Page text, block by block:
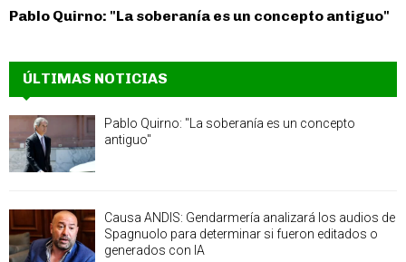
Pablo Quirno: "La soberanía es un concepto antiguo"
ÚLTIMAS NOTICIAS
Pablo Quirno: "La soberanía es un concepto
antiguo"
Causa ANDIS: Gendarmería analizará los audios de
Spagnuolo para determinar si fueron editados o
generados con IA